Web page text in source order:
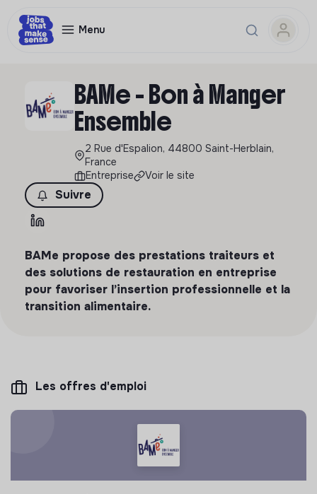
Menu
BAMe - Bon à Manger
Ensemble
2 Rue d'Espalion, 44800 Saint-Herblain,
France
Entreprise
Voir le site
Suivre
BAMe propose des prestations traiteurs et
des solutions de restauration en entreprise
pour favoriser l’insertion professionnelle et la
transition alimentaire.
Les offres d'emploi